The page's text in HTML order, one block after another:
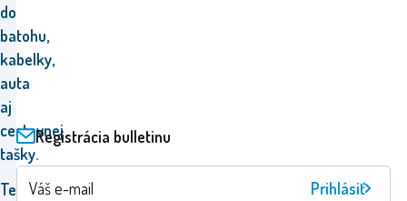
do
batohu,
kabelky,
auta
aj
cestovnej
tašky.
Tento
Registrácia bulletinu
Prihlásiť